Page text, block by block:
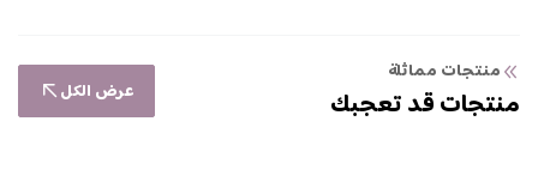
منتجات مماثلة
منتجات قد تعجبك عرض الكل